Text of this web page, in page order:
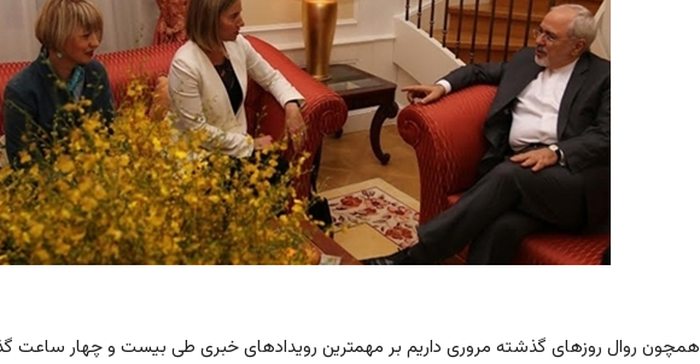
همچون روال روزهای گذشته مروری داریم بر مهمترین رویدادهای خبری طی بیست و چهار ساعت